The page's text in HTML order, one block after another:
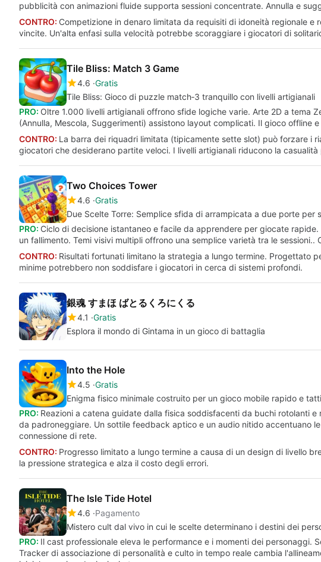
pubblicità con animazioni fluide supporta sessioni concentrate. Annulla e
CONTRO: Competizione in denaro limitata da requisiti di idoneità regionale
vincite. Un'alta enfasi sulla velocità potrebbe scoraggiare i giocatori di
Tile Bliss: Match 3 Game
4.6 Gratis
Tile Bliss: Gioco di puzzle match‑3 tranquillo con livelli artigianali
PRO: Oltre 1.000 livelli artigianali offrono sfide logiche varie. Arte 2D a tema
(Annulla, Mescola, Suggerimenti) assistono layout complicati. Il gioco offline
CONTRO: La barra dei riquadri limitata (tipicamente sette slot) può forzare i
giocatori che desiderano partite veloci. I livelli artigianali riducono la
Two Choices Tower
4.6 Gratis
Due Scelte Torre: Semplice sfida di arrampicata a due porte per
PRO: Ciclo di decisione istantaneo e facile da apprendere per giocate
un fallimento. Temi visivi multipli offrono una semplice varietà tra le
CONTRO: Risultati fortunati limitano la strategia a lungo termine. Progettato
minime potrebbero non soddisfare i giocatori in cerca di sistemi profondi.
銀魂 すまほ ばとるくろにくる
4.1 Gratis
Esplora il mondo di Gintama in un gioco di battaglia
Into the Hole
4.5 Gratis
Enigma fisico minimale costruito per un gioco mobile rapido e
PRO: Reazioni a catena guidate dalla fisica soddisfacenti da buchi rotolanti
da padroneggiare. Un sottile feedback aptico e un audio nitido accentuano
connessione di rete.
CONTRO: Progresso limitato a lungo termine a causa di un design di livello
la pressione strategica e alza il costo degli errori.
The Isle Tide Hotel
4.6 Pagamento
Mistero cult dal vivo in cui le scelte determinano i destini dei
PRO: Il cast professionale eleva le performance e i momenti dei personaggi.
Tracker di associazione di personalità e culto in tempo reale cambia